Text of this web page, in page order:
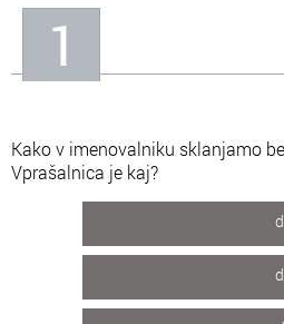
So Objavljanje vsebin
Informacije o nas
1
Kako v imenovalniku sklanjamo
Vprašalnica je kaj?